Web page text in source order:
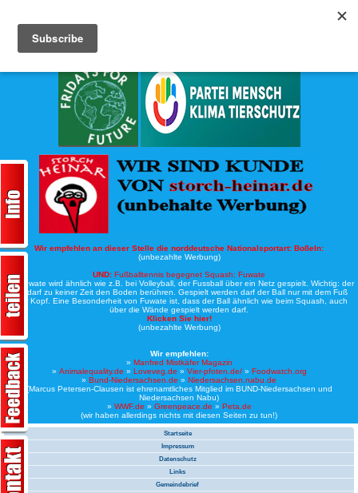
Wir empfehlen an dieser Stelle die norddeutsche Nationalsportart: Boßeln:
(unbezahlte Werbung)
UND: Fußballtennis begegnet Squash: Fuwate
Bei Fuwate wird ähnlich wie z.B. bei Volleyball, der Fussball über ein Netz gespielt. Wichtig: der
Ball darf zu keiner Zeit den Boden berühren. Gespielt werden darf der Ball nur mit dem Fuß
oder Kopf. Eine Besonderheit von Fuwate ist, dass der Ball ähnlich wie beim Squash, auch
über die Wände gespielt werden darf.
Klicken Sie hier!
(unbezahlte Werbung)
Wir empfehlen:
» Manfred Mistkäfer Magazin
» Animalequality.de » Loveveg.de » Vier-pfoten.de/» Foodwatch.org
» Bund-Niedersachsen.de » Niedersachsen.nabu.de
(Marcus Petersen-Clausen ist ehrenamtliches Mitglied im BUND-Niedersachsen und
Niedersachsen Nabu)
» WWF.de » Greenpeace.de » Peta.de
(wir haben allerdings nichts mit diesen Seiten zu tun!)
Startseite
Impressum
Datenschutz
Links
Gemeindebrief